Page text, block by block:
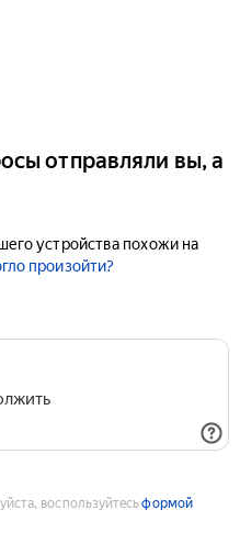
отправляли вы, а
устройства похожи на
произойти?
воспользуйтесьформой